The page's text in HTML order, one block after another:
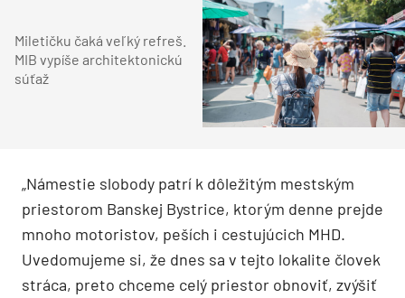
Miletičku čaká veľký refreš.
MIB vypíše architektonickú
súťaž
„Námestie slobody patrí k dôležitým mestským
priestorom Banskej Bystrice, ktorým denne prejde
mnoho motoristov, peších i cestujúcich MHD.
Uvedomujeme si, že dnes sa v tejto lokalite človek
stráca, preto chceme celý priestor obnoviť, zvýšiť